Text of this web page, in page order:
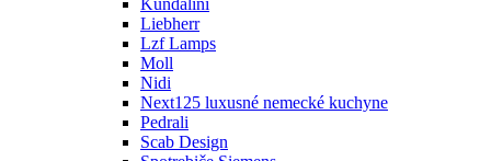
Kundalini
Liebherr
Lzf Lamps
Moll
Nidi
Next125 luxusné nemecké kuchyne
Pedrali
Scab Design